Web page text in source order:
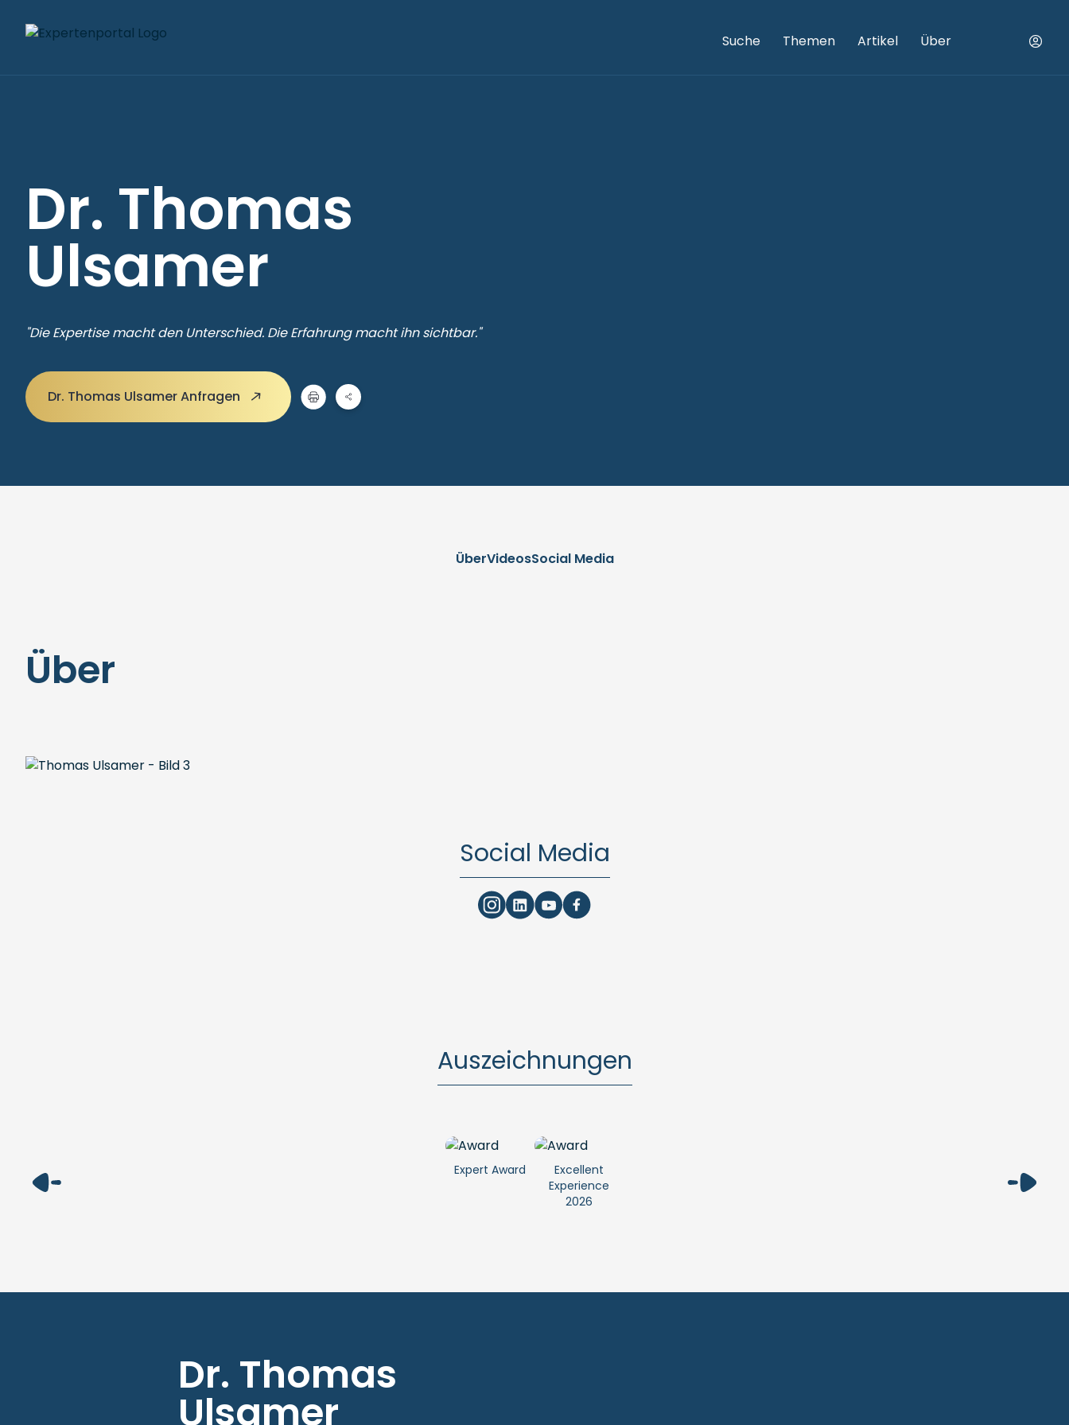
Suche Themen Artikel Über
Dr. Thomas
Ulsamer
"Die Expertise macht den Unterschied. Die Erfahrung macht ihn sichtbar."
Dr. Thomas Ulsamer Anfragen
ÜberVideosSocial Media
Über
Social Media
Auszeichnungen
Expert Award
Excellent
Experience
2026
Dr. Thomas
Ulsamer